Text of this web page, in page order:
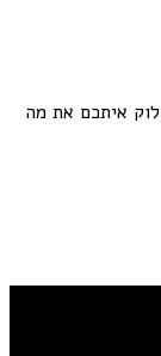
איתכם את מה